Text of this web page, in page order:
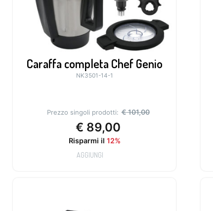
Caraffa completa Chef Genio
NK3501-14-1
Prezzo singoli prodotti: €101,00
€ 89,00
Risparmi il 12%
AGGIUNGI